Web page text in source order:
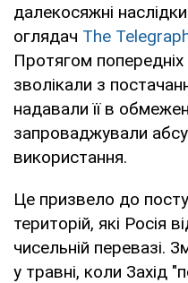
далекосяжні
оглядач The
Протягом попередніх
зволікали з
надавали її в
запроваджували
використання.
Це призвело до
територій, які Росія
чисельній перевазі.
у травні, коли Захід